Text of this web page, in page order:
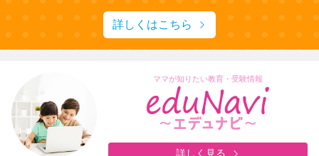
詳しくはこちら
ママが知りたい教育・受験情報
詳しく見る